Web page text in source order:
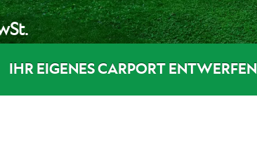
IHR EIGENES CARPORT ENTWERFEN